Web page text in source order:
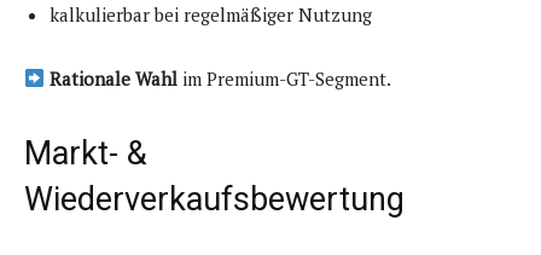
kalkulierbar bei regelmäßiger Nutzung
Rationale Wahl im Premium-GT-Segment.
Markt- &
Wiederverkaufsbewertung